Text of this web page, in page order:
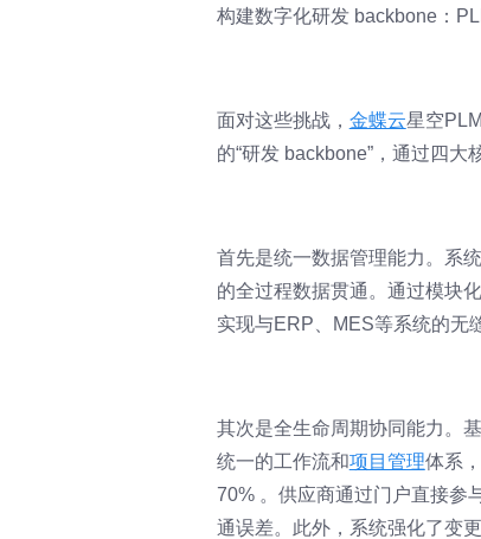
构建数字化研发 backbone：
面对这些挑战， 金蝶云星空
的“研发 backbone”，通过四大
首先是统一数据管理能力。系
的全过程数据贯通。通过模块
实现与ERP、MES等系统的无
其次是全生命周期协同能力。
统一的工作流和项目管理体系
70% 。供应商通过门户直接参
通误差。此外，系统强化了变